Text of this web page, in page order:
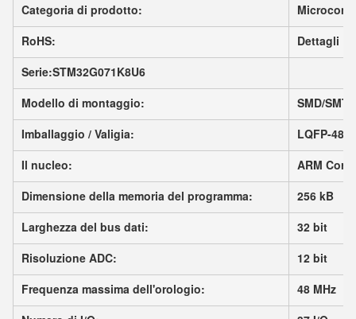
Categoria di prodotto:
RoHS:
Dettagli
Serie:STM32G071K8U6
Modello di montaggio:
SMD/SMT
Imballaggio / Valigia:
LQFP-48
Il nucleo:
ARM
Dimensione della memoria del programma:
256 kB
Larghezza del bus dati:
32 bit
Risoluzione ADC:
12 bit
Frequenza massima dell'orologio:
48 MHz